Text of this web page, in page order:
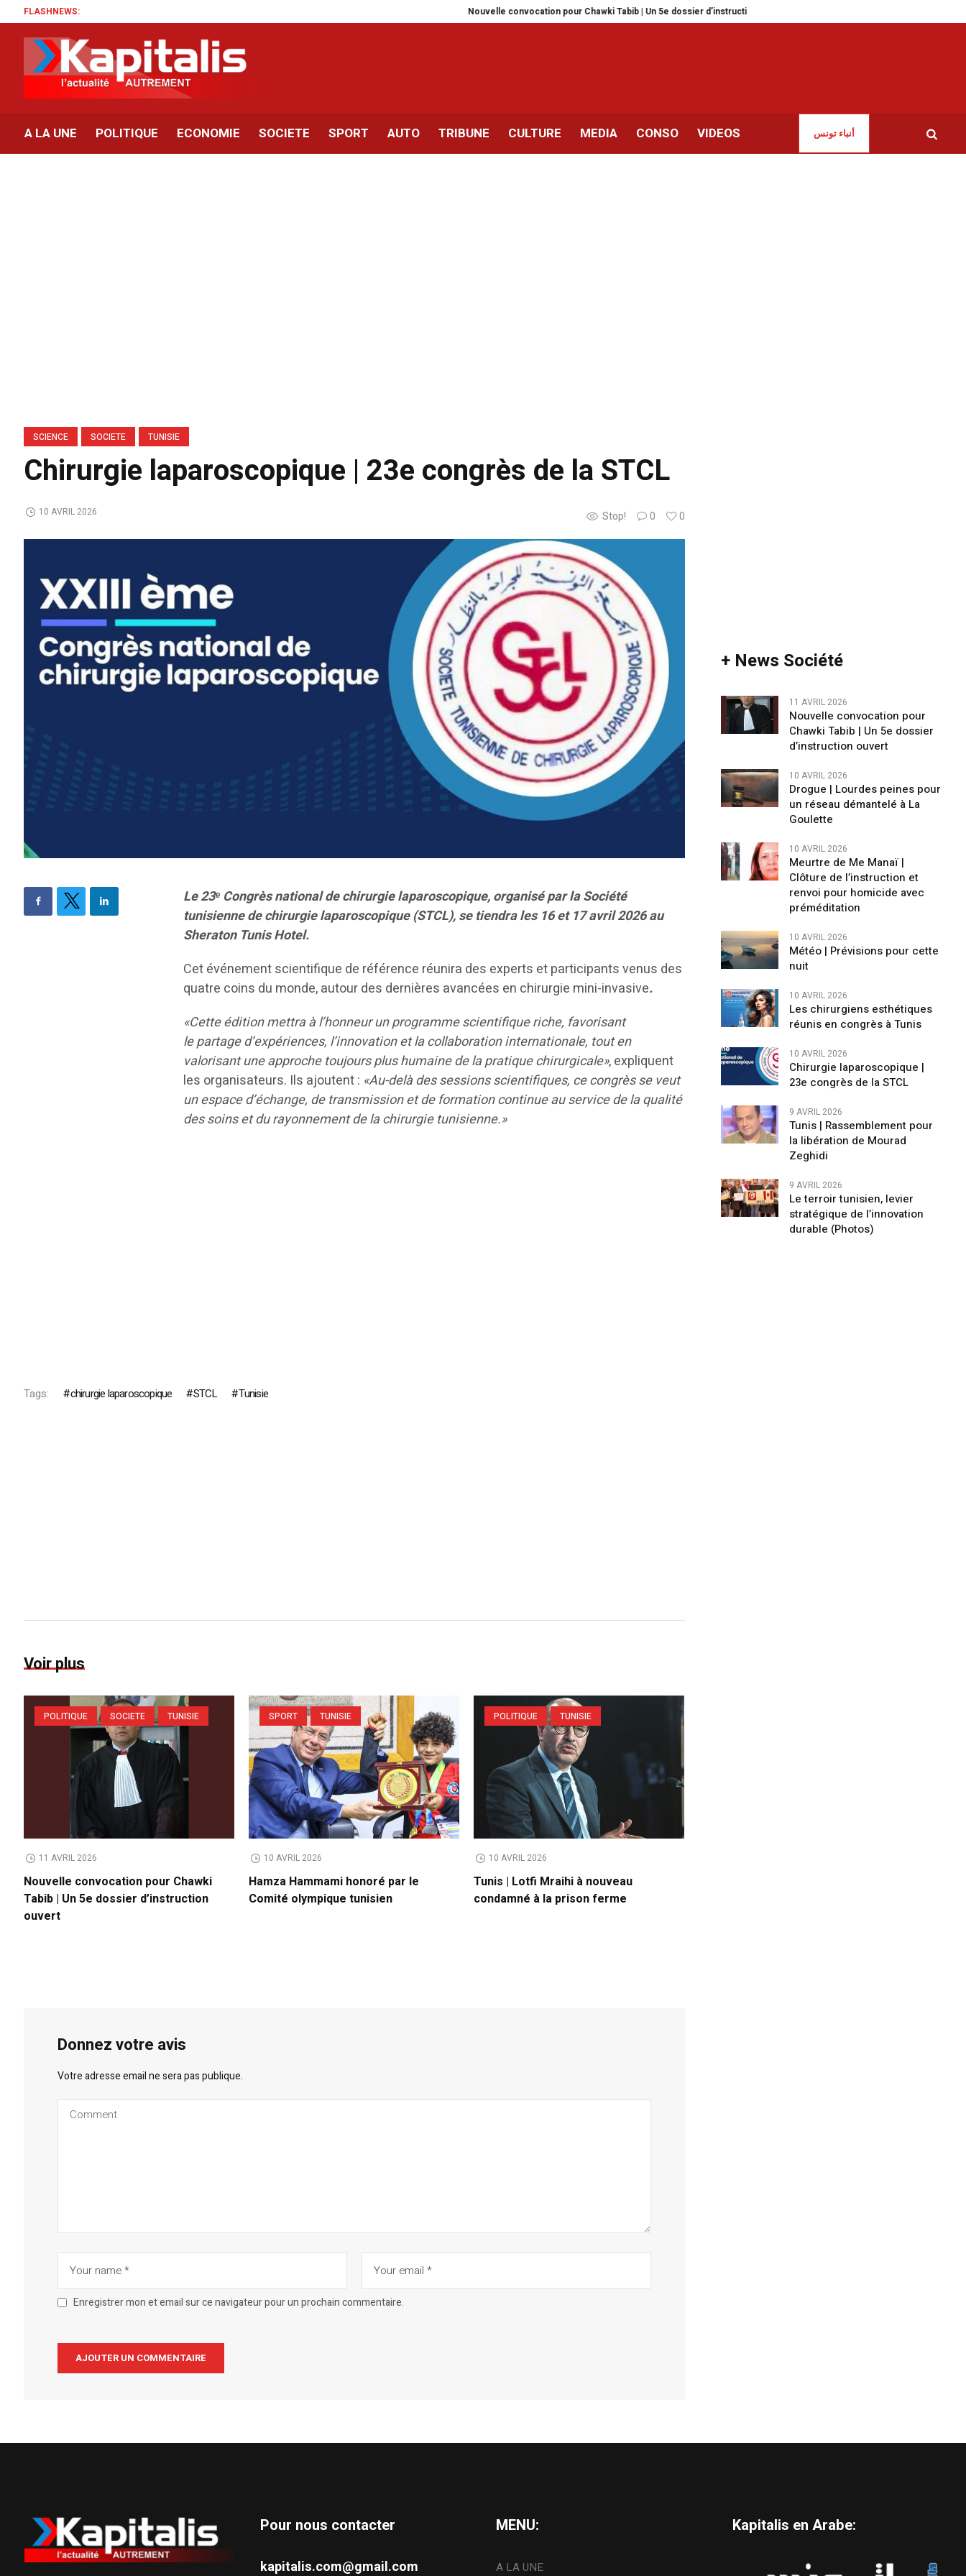
FLASHNEWS: Nouvelle convocation pour Chawki Tabib | Un 5e dossier d’instruction ouvert
A LA UNE POLITIQUE ECONOMIE SOCIETE SPORT AUTO TRIBUNE CULTURE MEDIA CONSO VIDEOS أنباء تونس
SCIENCE SOCIETE TUNISIE
Chirurgie laparoscopique | 23e congrès de la STCL
Stop! 0 0
10 AVRIL 2026
Le 23ᵉ Congrès national de chirurgie laparoscopique, organisé par la Société
tunisienne de chirurgie laparoscopique (STCL), se tiendra les 16 et 17 avril 2026 au
Sheraton Tunis Hotel.
Cet événement scientifique de référence réunira des experts et participants venus des
quatre coins du monde, autour des dernières avancées en chirurgie mini-invasive.
«Cette édition mettra à l’honneur un programme scientifique riche, favorisant
le partage d’expériences, l’innovation et la collaboration internationale, tout en
valorisant une approche toujours plus humaine de la pratique chirurgicale», expliquent
les organisateurs. Ils ajoutent : «Au-delà des sessions scientifiques, ce congrès se veut
un espace d’échange, de transmission et de formation continue au service de la qualité
des soins et du rayonnement de la chirurgie tunisienne.»
Tags: chirurgie laparoscopique STCL Tunisie
Voir plus
POLITIQUE SOCIETE TUNISIE
11 AVRIL 2026
Nouvelle convocation pour Chawki
Tabib | Un 5e dossier d’instruction
ouvert
SPORT TUNISIE
10 AVRIL 2026
Hamza Hammami honoré par le
Comité olympique tunisien
POLITIQUE TUNISIE
10 AVRIL 2026
Tunis | Lotfi Mraihi à nouveau
condamné à la prison ferme
Donnez votre avis
Votre adresse email ne sera pas publique.
Enregistrer mon et email sur ce navigateur pour un prochain commentaire.
+ News Société
11 AVRIL 2026
Nouvelle convocation pour
Chawki Tabib | Un 5e dossier
d’instruction ouvert
10 AVRIL 2026
Drogue | Lourdes peines pour
un réseau démantelé à La
Goulette
10 AVRIL 2026
Meurtre de Me Manaï |
Clôture de l’instruction et
renvoi pour homicide avec
préméditation
10 AVRIL 2026
Météo | Prévisions pour cette
nuit
10 AVRIL 2026
Les chirurgiens esthétiques
réunis en congrès à Tunis
10 AVRIL 2026
Chirurgie laparoscopique |
23e congrès de la STCL
9 AVRIL 2026
Tunis | Rassemblement pour
la libération de Mourad
Zeghidi
9 AVRIL 2026
Le terroir tunisien, levier
stratégique de l’innovation
durable (Photos)
Pour nous contacter
kapitalis.com@gmail.com
MENU:
A LA UNE
Kapitalis en Arabe: